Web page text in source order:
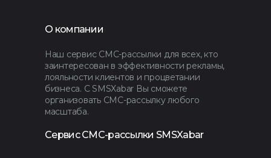
О компании
Наш сервис СМС-рассылки для всех, кто
заинтересован в эффективности рекламы,
лояльности клиентов и процветании
бизнеса. С SMSXabar Вы сможете
организовать СМС-рассылку любого
масштаба.
Сервис СМС-рассылки SMSXabar